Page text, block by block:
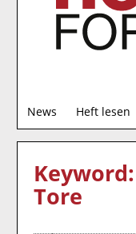
News Heft lesen
Tore